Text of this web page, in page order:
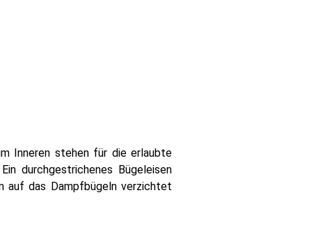
Inneren stehen für die erlaubte
durchgestrichenes Bügeleisen
auf das Dampfbügeln verzichtet